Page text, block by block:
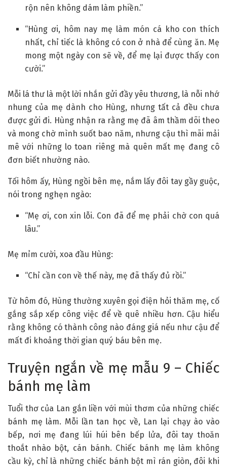
rộn nên không dám làm phiền.”
“Hùng ơi, hôm nay mẹ làm món cá kho con thích
nhất, chỉ tiếc là không có con ở nhà để cùng ăn. Mẹ
mong một ngày con sẽ về, để mẹ lại được thấy con
cười.”
Mỗi lá thư là một lời nhắn gửi đầy yêu thương, là nỗi nhớ
nhung của mẹ dành cho Hùng, nhưng tất cả đều chưa
được gửi đi. Hùng nhận ra rằng mẹ đã âm thầm dõi theo
và mong chờ mình suốt bao năm, nhưng cậu thì mãi mải
mê với những lo toan riêng mà quên mất mẹ đang cô
đơn biết nhường nào.
Tối hôm ấy, Hùng ngồi bên mẹ, nắm lấy đôi tay gầy guộc,
nói trong nghẹn ngào:
“Mẹ ơi, con xin lỗi. Con đã để mẹ phải chờ con quá
lâu.”
Mẹ mỉm cười, xoa đầu Hùng:
“Chỉ cần con về thế này, mẹ đã thấy đủ rồi.”
Từ hôm đó, Hùng thường xuyên gọi điện hỏi thăm mẹ, cố
gắng sắp xếp công việc để về quê nhiều hơn. Cậu hiểu
rằng không có thành công nào đáng giá nếu như cậu để
mất đi khoảng thời gian quý báu bên mẹ.
Truyện ngắn về mẹ mẫu 9 – Chiếc
bánh mẹ làm
Tuổi thơ của Lan gắn liền với mùi thơm của những chiếc
bánh mẹ làm. Mỗi lần tan học về, Lan lại chạy ào vào
bếp, nơi mẹ đang lúi húi bên bếp lửa, đôi tay thoăn
thoắt nhào bột, cán bánh. Chiếc bánh mẹ làm không
cầu kỳ, chỉ là những chiếc bánh bột mì rán giòn, đôi khi